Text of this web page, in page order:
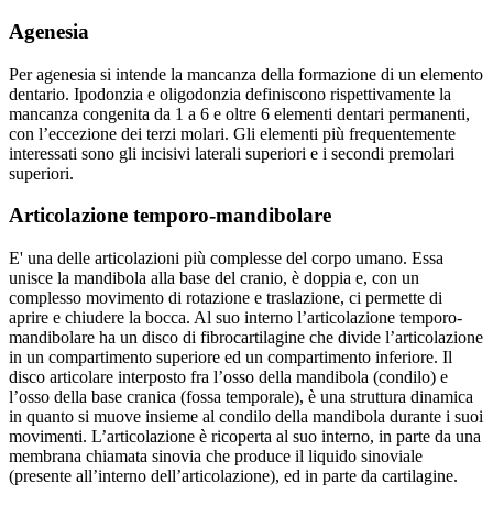
Agenesia
Per agenesia si intende la mancanza della formazione di un elemento
dentario. Ipodonzia e oligodonzia definiscono rispettivamente la
mancanza congenita da 1 a 6 e oltre 6 elementi dentari permanenti,
con l’eccezione dei terzi molari. Gli elementi più frequentemente
interessati sono gli incisivi laterali superiori e i secondi premolari
superiori.
Articolazione temporo-mandibolare
E' una delle articolazioni più complesse del corpo umano. Essa
unisce la mandibola alla base del cranio, è doppia e, con un
complesso movimento di rotazione e traslazione, ci permette di
aprire e chiudere la bocca. Al suo interno l’articolazione temporo-
mandibolare ha un disco di fibrocartilagine che divide l’articolazione
in un compartimento superiore ed un compartimento inferiore. Il
disco articolare interposto fra l’osso della mandibola (condilo) e
l’osso della base cranica (fossa temporale), è una struttura dinamica
in quanto si muove insieme al condilo della mandibola durante i suoi
movimenti. L’articolazione è ricoperta al suo interno, in parte da una
membrana chiamata sinovia che produce il liquido sinoviale
(presente all’interno dell’articolazione), ed in parte da cartilagine.